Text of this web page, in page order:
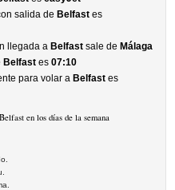
salida de Belfast es
llegada a Belfast sale de Málaga
Belfast es07:10
para volar a Belfast es
en los días de la semana